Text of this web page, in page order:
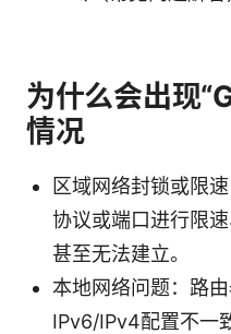
为什么会出现
情况
区域网络封锁或限
协议或端口进行限
甚至无法建立。
本地网络问题：路由
IPv6/IPv4配置不一